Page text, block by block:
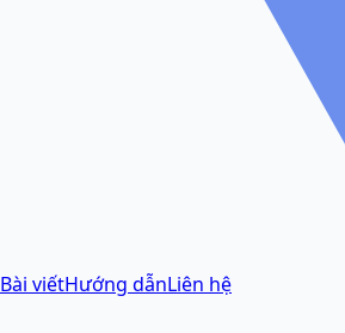
Bài viếtHướng dẫnLiên hệ